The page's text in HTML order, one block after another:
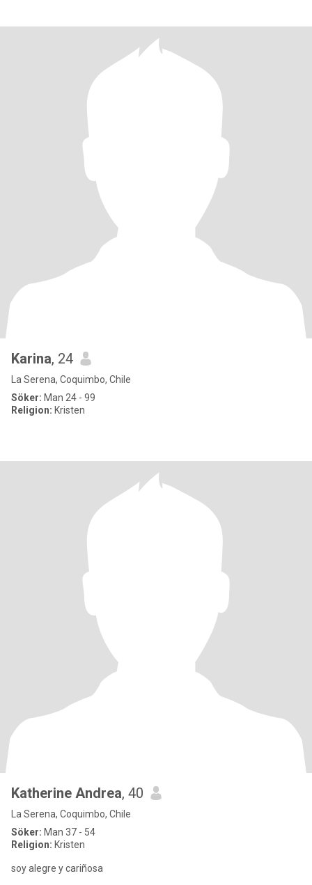
Karina, 24
La Serena, Coquimbo, Chile
Söker: Man 24 - 99
Religion: Kristen
Katherine Andrea, 40
La Serena, Coquimbo, Chile
Söker: Man 37 - 54
Religion: Kristen
soy alegre y cariñosa